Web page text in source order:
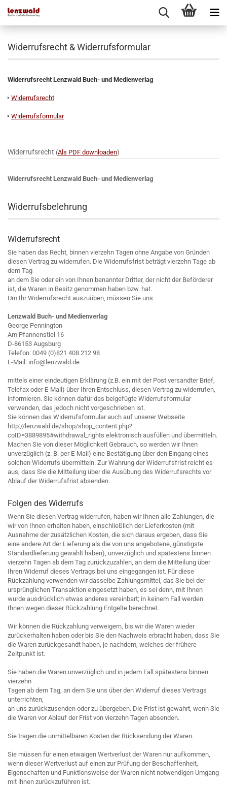
Widerrufsrecht & Widerrufsformular
Widerrufsrecht Lenzwald Buch- und Medienverlag
Widerrufsrecht
Widerrufsformular
Widerrufsrecht (Als PDF downloaden)
Widerrufsrecht Lenzwald Buch- und Medienverlag
Widerrufsbelehrung
Widerrufsrecht
Sie haben das Recht, binnen vierzehn Tagen ohne Angabe von Gründen
diesen Vertrag zu widerrufen. Die Widerrufsfrist beträgt vierzehn Tage ab
dem Tag
an dem Sie oder ein von Ihnen benannter Dritter, der nicht der Beförderer
ist, die Waren in Besitz genommen haben bzw. hat.
Um Ihr Widerrufsrecht auszuüben, müssen Sie uns
Lenzwald Buch- und Medienverlag
George Pennington
Am Pfannenstiel 16
D-86153 Augsburg
Telefon: 0049 (0)821 408 212 98
E-Mail: info@lenzwald.de
mittels einer eindeutigen Erklärung (z.B. ein mit der Post versandter Brief,
Telefax oder E-Mail) über Ihren Entschluss, diesen Vertrag zu widerrufen,
informieren. Sie können dafür das beigefügte Widerrufsformular
verwenden, das jedoch nicht vorgeschrieben ist.
Sie können das Widerrufsformular auch auf unserer Webseite
http://lenzwald.de/shop/shop_content.php?
coID=3889895#withdrawal_rights elektronisch ausfüllen und übermitteln.
Machen Sie von dieser Möglichkeit Gebrauch, so werden wir Ihnen
unverzüglich (z. B. per E-Mail) eine Bestätigung über den Eingang eines
solchen Widerrufs übermitteln. Zur Wahrung der Widerrufsfrist reicht es
aus, dass Sie die Mitteilung über die Ausübung des Widerrufsrechts vor
Ablauf der Widerrufsfrist absenden.
Folgen des Widerrufs
Wenn Sie diesen Vertrag widerrufen, haben wir Ihnen alle Zahlungen, die
wir von Ihnen erhalten haben, einschließlich der Lieferkosten (mit
Ausnahme der zusätzlichen Kosten, die sich daraus ergeben, dass Sie
eine andere Art der Lieferung als die von uns angebotene, günstigste
Standardlieferung gewählt haben), unverzüglich und spätestens binnen
vierzehn Tagen ab dem Tag zurückzuzahlen, an dem die Mitteilung über
Ihren Widerruf dieses Vertrags bei uns eingegangen ist. Für diese
Rückzahlung verwenden wir dasselbe Zahlungsmittel, das Sie bei der
ursprünglichen Transaktion eingesetzt haben, es sei denn, mit Ihnen
wurde ausdrücklich etwas anderes vereinbart; in keinem Fall werden
Ihnen wegen dieser Rückzahlung Entgelte berechnet.
Wir können die Rückzahlung verweigern, bis wir die Waren wieder
zurückerhalten haben oder bis Sie den Nachweis erbracht haben, dass Sie
die Waren zurückgesandt haben, je nachdem, welches der frühere
Zeitpunkt ist.
Sie haben die Waren unverzüglich und in jedem Fall spätestens binnen
vierzehn
Tagen ab dem Tag, an dem Sie uns über den Widerruf dieses Vertrags
unterrichten,
an uns zurückzusenden oder zu übergeben. Die Frist ist gewahrt, wenn Sie
die Waren vor Ablauf der Frist von vierzehn Tagen absenden.
Sie tragen die unmittelbaren Kosten der Rücksendung der Waren.
Sie müssen für einen etwaigen Wertverlust der Waren nur aufkommen,
wenn dieser Wertverlust auf einen zur Prüfung der Beschaffenheit,
Eigenschaften und Funktionsweise der Waren nicht notwendigen Umgang
mit ihnen zurückzuführen ist.